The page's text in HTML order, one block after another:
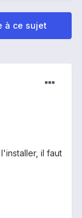
à ce sujet
il faut